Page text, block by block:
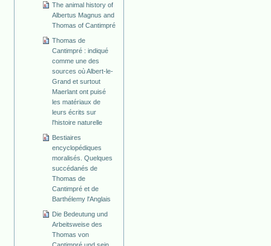
The animal history of
Albertus Magnus and
Thomas of Cantimpré
Thomas de
Cantimpré : indiqué
comme une des
sources où Albert-le-
Grand et surtout
Maerlant ont puisé
les matériaux de
leurs écrits sur
l'histoire naturelle
Bestiaires
encyclopédiques
moralisés. Quelques
succédanés de
Thomas de
Cantimpré et de
Barthélemy l'Anglais
Die Bedeutung und
Arbeitsweise des
Thomas von
Cantimpré und sein